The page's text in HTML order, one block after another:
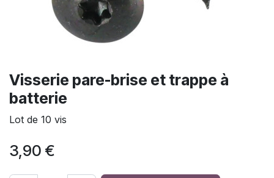
Visserie pare-brise et trappe à
batterie
Lot de 10 vis
3,90 €